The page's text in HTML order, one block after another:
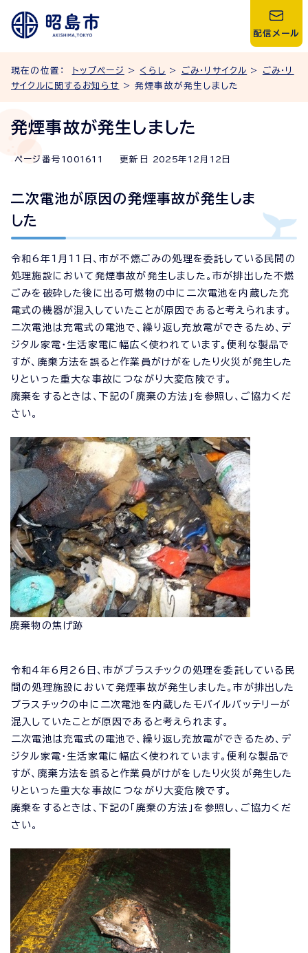
配信メール
現在の位置： トップページ > くらし > ごみ・リサイクル > ごみ・リ
サイクルに関するお知らせ
> 発煙事故が発生しました
発煙事故が発生しました
ページ番号 1001611 更新日 2025年 12 月 12 日
二次電池が原因の発煙事故が発生しま
した
令和6年1月11日、市が不燃ごみの処理を委託している民間の
処理施設において発煙事故が発生しました。市が排出した不燃
ごみを破砕した後に出る可燃物の中に二次電池を内蔵した充
電式の機器が混入していたことが原因であると考えられます。
二次電池は充電式の電池で、繰り返し充放電ができるため、デ
ジタル家電・生活家電に幅広く使われています。便利な製品で
すが、廃棄方法を誤ると作業員がけがをしたり火災が発生した
りといった重大な事故につながり大変危険です。
廃棄をするときは、下記の「廃棄の方法」を参照し、ご協力くだ
さい。
廃棄物の焦げ跡
令和4年6月26日、市がプラスチックの処理を委託している民
間の処理施設において発煙事故が発生しました。市が排出した
プラスチックの中に二次電池を内蔵したモバイルバッテリーが
混入していたことが原因であると考えられます。
二次電池は充電式の電池で、繰り返し充放電ができるため、デ
ジタル家電・生活家電に幅広く使われています。便利な製品で
すが、廃棄方法を誤ると作業員がけがをしたり火災が発生した
りといった重大な事故につながり大変危険です。
廃棄をするときは、下記の「廃棄の方法」を参照し、ご協力くだ
さい。